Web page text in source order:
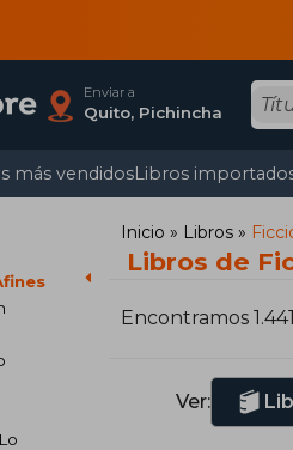
Enviar a
Quito, Pichincha
más vendidosLibros
Inicio Libros
Libros de
Encontramos
Ver: